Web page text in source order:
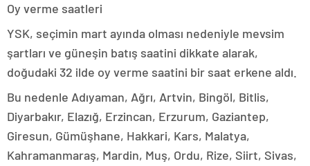
Oy verme saatleri
YSK, seçimin mart ayında olması nedeniyle mevsim
şartları ve güneşin batış saatini dikkate alarak,
doğudaki 32 ilde oy verme saatini bir saat erkene aldı.
Bu nedenle Adıyaman, Ağrı, Artvin, Bingöl, Bitlis,
Diyarbakır, Elazığ, Erzincan, Erzurum, Gaziantep,
Giresun, Gümüşhane, Hakkari, Kars, Malatya,
Kahramanmaraş, Mardin, Muş, Ordu, Rize, Siirt, Sivas,